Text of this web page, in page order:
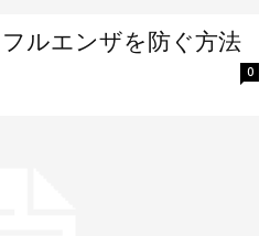
ルエンザを防ぐ方法
0